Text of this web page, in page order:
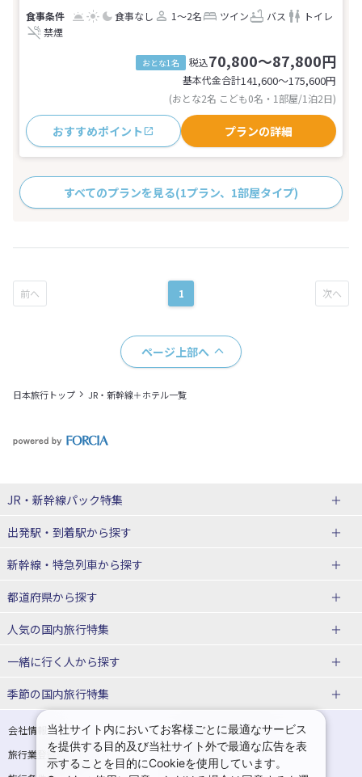
食事なし 1～2名 ツイン バス
トイレ
禁煙
おとな1名 税込70,800～87,800円
基本代金合計141,600〜175,600円
(おとな2名 こども0名・1部屋/1泊2日)
おすすめポイント プランの詳細
すべてのプランを見る(1プラン、1部屋タイプ)
1
ページ上部へ
日本旅行トップ JR・新幹線＋ホテル一覧
JR・新幹線パック特集
JR・新幹線＋ホテルパック
出張パック
出発駅・到着駅から探す
秋田⇔東京 新幹線パック
仙台→東京 新幹線パック
富山⇔東京 新幹線パック
東京→仙台 新幹線パック
東京→金沢 新幹線パック
東京⇔軽井沢 新幹線パック 東京→長野 新幹線パック
東京→名古屋 新幹線パック 東京→京都 新幹線パック
新幹線・特急列車から探す
北海道新幹線 旅行
山形新幹線 旅行
東海道新幹線 旅行
上越新幹線 旅行
九州新幹線 旅行 西九州新幹線 旅行
特急サンダーバード 旅行
都道府県から探す
北海道旅行・ツアー
東北
青森旅行・ツアー 岩手旅行・ツアー
宮城旅行・ツアー 秋田旅行・ツアー
人気の国内旅行特集
東京ディズニーリゾート®への旅
ユニバーサル・スタジオ・ジャパ
温泉旅行 日帰り旅行
一緒に行く人から探す
一人旅 国内版
カップル・夫婦旅行 国内版 女子旅 国内版
卒業旅行・学生旅行 国内版
季節の国内旅行特集
桜・お花見特集
ゴールデンウィーク（GW）の国内
旅行
会社情報
プライバシーポリシー
旅行業登録票・約款
規約集
当社サイト内においてお客様ごとに最適なサービス
を提供する目的及び当社サイト外で最適な広告を表
示することを目的にCookieを使用しています。